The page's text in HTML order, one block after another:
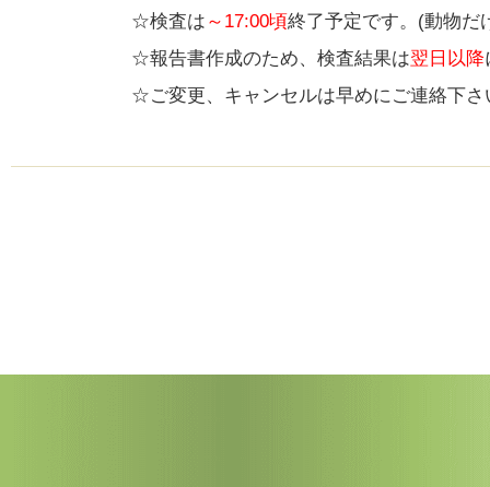
☆検査は ～17:00頃終了予定です。(動物だ
☆報告書作成のため、検査結果は翌日以降
☆ご変更、キャンセルは早めにご連絡下さ